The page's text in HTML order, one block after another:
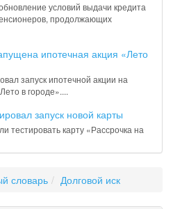
условий выдачи кредита
продолжающих
ипотечная акция «Лето
запуск ипотечной акции на
в городе»....
запуск новой карты
тестировать карту «Рассрочка на
словарь Долговой иск